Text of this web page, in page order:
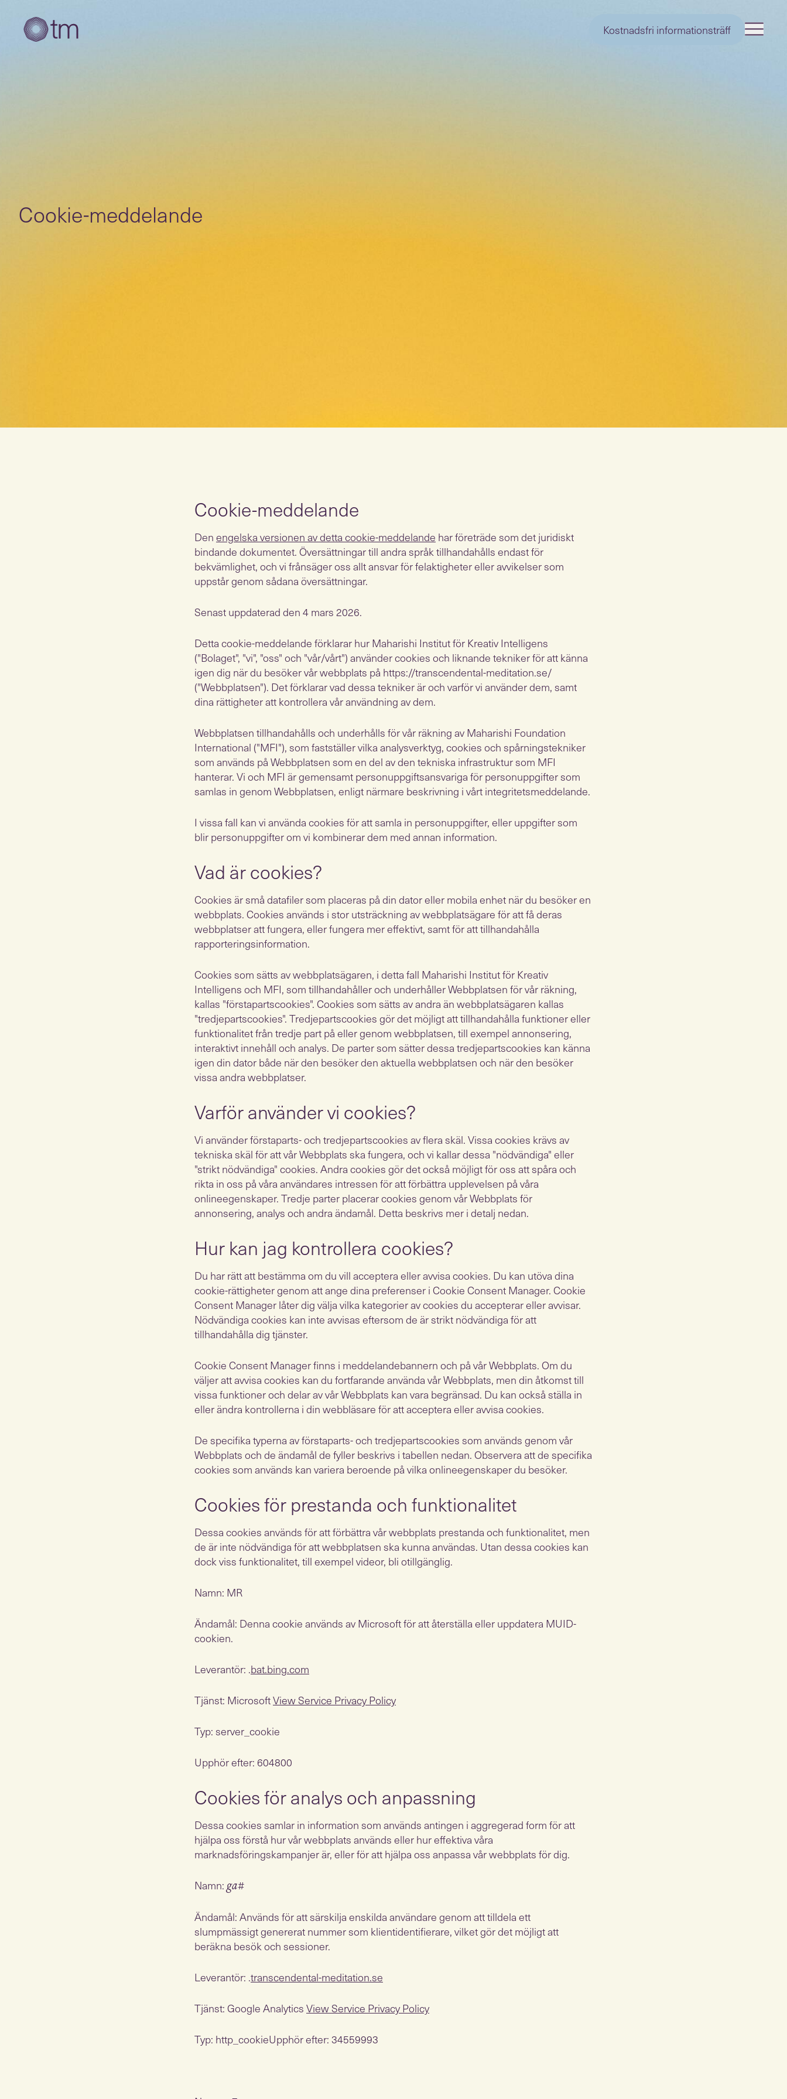
Kostnadsfri informationsträff
Cookie-meddelande
Cookie-meddelande
Denengelska versionen av detta cookie-meddelande har företräde som det juridiskt
bindande dokumentet. Översättningar till andra språk tillhandahålls endast för
bekvämlighet, och vi frånsäger oss allt ansvar för felaktigheter eller avvikelser som
uppstår genom sådana översättningar.
Senast uppdaterad den 4 mars 2026.
Detta cookie-meddelande förklarar hur Maharishi Institut för Kreativ Intelligens
("Bolaget", "vi", "oss" och "vår/vårt") använder cookies och liknande tekniker för att känna
igen dig när du besöker vår webbplats på https://transcendental-meditation.se/
("Webbplatsen"). Det förklarar vad dessa tekniker är och varför vi använder dem, samt
dina rättigheter att kontrollera vår användning av dem.
Webbplatsen tillhandahålls och underhålls för vår räkning av Maharishi Foundation
International ("MFI"), som fastställer vilka analysverktyg, cookies och spårningstekniker
som används på Webbplatsen som en del av den tekniska infrastruktur som MFI
hanterar. Vi och MFI är gemensamt personuppgiftsansvariga för personuppgifter som
samlas in genom Webbplatsen, enligt närmare beskrivning i vårt integritetsmeddelande.
I vissa fall kan vi använda cookies för att samla in personuppgifter, eller uppgifter som
blir personuppgifter om vi kombinerar dem med annan information.
Vad är cookies?
Cookies är små datafiler som placeras på din dator eller mobila enhet när du besöker en
webbplats. Cookies används i stor utsträckning av webbplatsägare för att få deras
webbplatser att fungera, eller fungera mer effektivt, samt för att tillhandahålla
rapporteringsinformation.
Cookies som sätts av webbplatsägaren, i detta fall Maharishi Institut för Kreativ
Intelligens och MFI, som tillhandahåller och underhåller Webbplatsen för vår räkning,
kallas "förstapartscookies". Cookies som sätts av andra än webbplatsägaren kallas
"tredjepartscookies". Tredjepartscookies gör det möjligt att tillhandahålla funktioner eller
funktionalitet från tredje part på eller genom webbplatsen, till exempel annonsering,
interaktivt innehåll och analys. De parter som sätter dessa tredjepartscookies kan känna
igen din dator både när den besöker den aktuella webbplatsen och när den besöker
vissa andra webbplatser.
Varför använder vi cookies?
Vi använder förstaparts- och tredjepartscookies av flera skäl. Vissa cookies krävs av
tekniska skäl för att vår Webbplats ska fungera, och vi kallar dessa "nödvändiga" eller
"strikt nödvändiga" cookies. Andra cookies gör det också möjligt för oss att spåra och
rikta in oss på våra användares intressen för att förbättra upplevelsen på våra
onlineegenskaper. Tredje parter placerar cookies genom vår Webbplats för
annonsering, analys och andra ändamål. Detta beskrivs mer i detalj nedan.
Hur kan jag kontrollera cookies?
Du har rätt att bestämma om du vill acceptera eller avvisa cookies. Du kan utöva dina
cookie-rättigheter genom att ange dina preferenser i Cookie Consent Manager. Cookie
Consent Manager låter dig välja vilka kategorier av cookies du accepterar eller avvisar.
Nödvändiga cookies kan inte avvisas eftersom de är strikt nödvändiga för att
tillhandahålla dig tjänster.
Cookie Consent Manager finns i meddelandebannern och på vår Webbplats. Om du
väljer att avvisa cookies kan du fortfarande använda vår Webbplats, men din åtkomst till
vissa funktioner och delar av vår Webbplats kan vara begränsad. Du kan också ställa in
eller ändra kontrollerna i din webbläsare för att acceptera eller avvisa cookies.
De specifika typerna av förstaparts- och tredjepartscookies som används genom vår
Webbplats och de ändamål de fyller beskrivs i tabellen nedan. Observera att de specifika
cookies som används kan variera beroende på vilka onlineegenskaper du besöker.
Cookies för prestanda och funktionalitet
Dessa cookies används för att förbättra vår webbplats prestanda och funktionalitet, men
de är inte nödvändiga för att webbplatsen ska kunna användas. Utan dessa cookies kan
dock viss funktionalitet, till exempel videor, bli otillgänglig.
Namn: MR
Ändamål: Denna cookie används av Microsoft för att återställa eller uppdatera MUID-
cookien.
Leverantör: .bat.bing.com
Tjänst: MicrosoftView Service Privacy Policy
Typ: server_cookie
Upphör efter: 604800
Cookies för analys och anpassning
Dessa cookies samlar in information som används antingen i aggregerad form för att
hjälpa oss förstå hur vår webbplats används eller hur effektiva våra
marknadsföringskampanjer är, eller för att hjälpa oss anpassa vår webbplats för dig.
Namn: ga#
Ändamål: Används för att särskilja enskilda användare genom att tilldela ett
slumpmässigt genererat nummer som klientidentifierare, vilket gör det möjligt att
beräkna besök och sessioner.
Leverantör: .transcendental-meditation.se
Tjänst: Google AnalyticsView Service Privacy Policy
Typ: http_cookieUpphör efter: 34559993